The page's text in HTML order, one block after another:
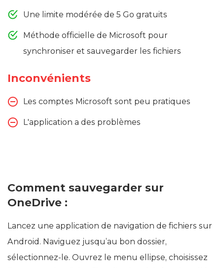
Une limite modérée de 5 Go gratuits
Méthode officielle de Microsoft pour
synchroniser et sauvegarder les fichiers
Inconvénients
Les comptes Microsoft sont peu pratiques
L'application a des problèmes
Comment sauvegarder sur
OneDrive :
Lancez une application de navigation de fichiers sur
Android. Naviguez jusqu’au bon dossier,
sélectionnez-le. Ouvrez le menu ellipse, choisissez